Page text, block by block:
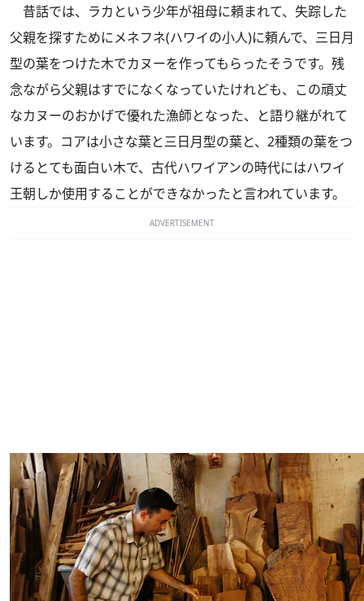
昔話では、ラカという少年が祖母に頼まれて、失踪した
父親を探すためにメネフネ(ハワイの小人)に頼んで、三日月
型の葉をつけた木でカヌーを作ってもらったそうです。残
念ながら父親はすでになくなっていたけれども、この頑丈
なカヌーのおかげで優れた漁師となった、と語り継がれて
います。コアは小さな葉と三日月型の葉と、2種類の葉をつ
けるとても面白い木で、古代ハワイアンの時代にはハワイ
王朝しか使用することができなかったと言われています。
ADVERTISEMENT